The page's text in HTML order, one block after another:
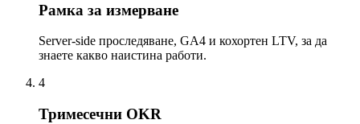
Рамка за измерване
Server-side проследяване, GA4 и кохортен LTV, за да
знаете какво наистина работи.
4
Тримесечни OKR